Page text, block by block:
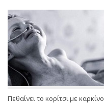
Πεθαίνει το κορίτσι με καρκίνο